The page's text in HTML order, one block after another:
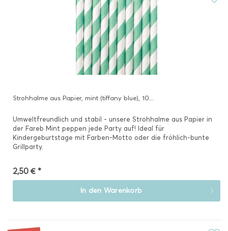
Strohhalme aus Papier, mint (tiffany blue), 10...
Umweltfreundlich und stabil - unsere Strohhalme aus Papier in
der Fareb Mint peppen jede Party auf! Ideal für
Kindergeburtstage mit Farben-Motto oder die fröhlich-bunte
Grillparty.
2,50 € *
In den Warenkorb